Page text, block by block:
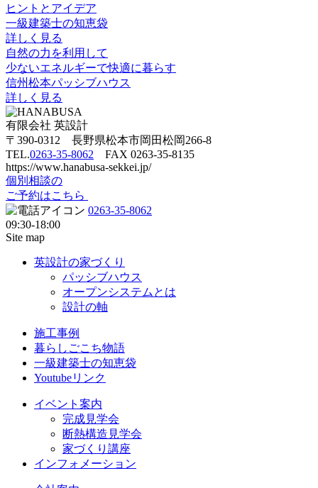
ヒントとアイデア
一級建築士の知恵袋
詳しく見る
自然の力を利用して
少ないエネルギーで快適に暮らす
信州松本パッシブハウス
詳しく見る
有限会社 英設計
〒390-0312 長野県松本市岡田松岡266-8
TEL.0263-35-8062 FAX 0263-35-8135
https://www.hanabusa-sekkei.jp/
個別相談の
ご予約はこちら
0263-35-8062
09:30-18:00
Site map
英設計の家づくり
パッシブハウス
オープンシステムとは
設計の軸
施工事例
暮らしごこち物語
一級建築士の知恵袋
Youtubeリンク
イベント案内
完成見学会
断熱構造見学会
家づくり講座
インフォメーション